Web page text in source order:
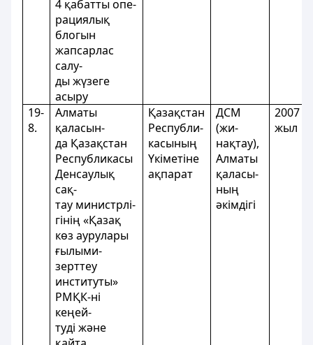
4 қабатты опе-
рациялық
блогын
жапсарлас
салу-
ды жүзеге
асыру
19-
8.
Алматы
қаласын-
да Қазақстан
Республикасы
Денсаулық
сақ-
тау министрлі-
гінің «Қазақ
көз аурулары
ғылыми-
зерттеу
институты»
РМҚК-ні
кеңей-
туді және
Қазақстан
Республи-
касының
Үкіметіне
ақпарат
ДСМ
(жи-
нақтау),
Алматы
қаласы-
ның
әкімдігі
2007
жыл